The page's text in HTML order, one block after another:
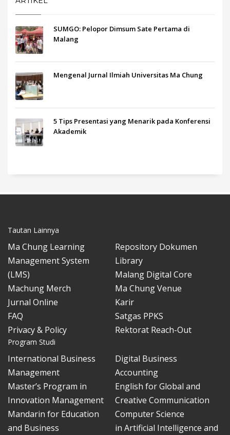
SUMGO: Pelopor Dimsum Sate Pertama di
Malang
Mengenal Jurnal Ilmiah Universitas Ma Chung
5 Tips Presentasi yang Menarik pada Konferensi
Akademik
Tautan Lainnya
Ma Chung Learning
Management System
(LMS)
Repository Dokumen
Library
Malang Digital Core
Machung Merch
Ma Chung Venue
Jurnal Online
Karir
FAQ
Satgas PPKS
Privacy & Policy
Rektorat Reach-Out
Program Studi
International Business
Management
Digital Business
Accounting
Master’s Program in
Innovation Management
English for Global and
Creative Communication
Mandarin for Education
and Business
Computer Science
in Artificial Intelligence and